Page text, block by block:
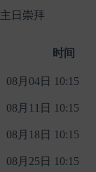
主日崇拜
时间
08月04日 10:15
08月11日 10:15
08月18日 10:15
08月25日 10:15